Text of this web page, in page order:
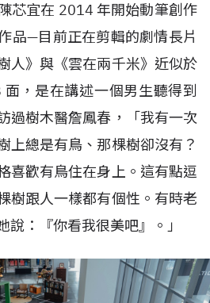
芯宜在 2014 年開始動筆創作
品—目前正在剪輯的劇情長片
人》與《雲在兩千米》近似於
面，是在講述一個男生聽得到
過樹木醫詹鳳春，「我有一次
上總是有鳥、那棵樹卻沒有？
喜歡有鳥住在身上。這有點逗
樹跟人一樣都有個性。有時老
說：『你看我很美吧』。」